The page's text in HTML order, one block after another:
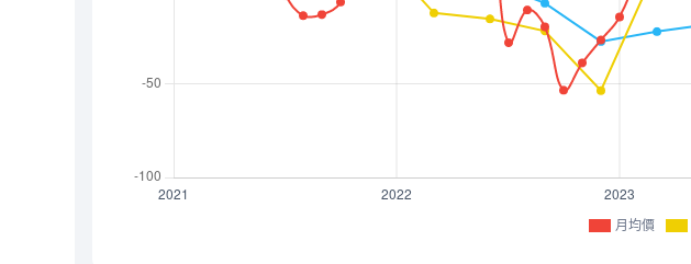
月均價